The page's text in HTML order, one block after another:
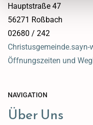
Hauptstraße 47
56271 Roßbach
02680 / 242
Christusgemeinde.sayn-
Öffnungszeiten und
NAVIGATION
Über Uns